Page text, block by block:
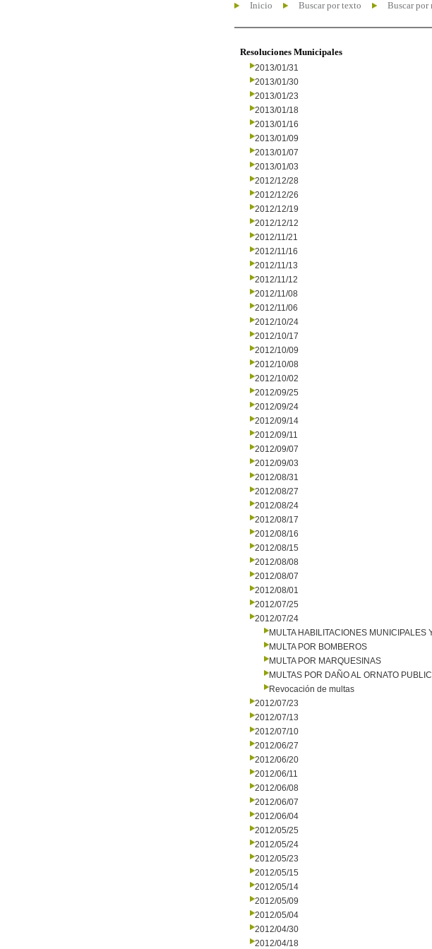
Inicio Buscar por texto Buscar por
Resoluciones Municipales
2013/01/31
2013/01/30
2013/01/23
2013/01/18
2013/01/16
2013/01/09
2013/01/07
2013/01/03
2012/12/28
2012/12/26
2012/12/19
2012/12/12
2012/11/21
2012/11/16
2012/11/13
2012/11/12
2012/11/08
2012/11/06
2012/10/24
2012/10/17
2012/10/09
2012/10/08
2012/10/02
2012/09/25
2012/09/24
2012/09/14
2012/09/11
2012/09/07
2012/09/03
2012/08/31
2012/08/27
2012/08/24
2012/08/17
2012/08/16
2012/08/15
2012/08/08
2012/08/07
2012/08/01
2012/07/25
2012/07/24
MULTA HABILITACIONES MUNICIPALES
MULTA POR BOMBEROS
MULTA POR MARQUESINAS
MULTAS POR DAÑO AL ORNATO
Revocación de multas
2012/07/23
2012/07/13
2012/07/10
2012/06/27
2012/06/20
2012/06/11
2012/06/08
2012/06/07
2012/06/04
2012/05/25
2012/05/24
2012/05/23
2012/05/15
2012/05/14
2012/05/09
2012/05/04
2012/04/30
2012/04/18